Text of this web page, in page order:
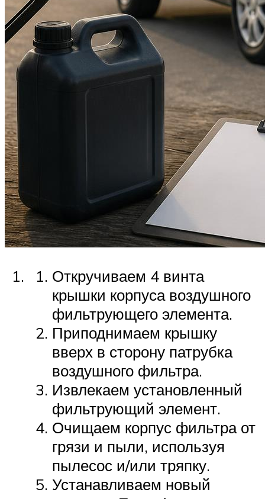
Откручиваем 4 винта
крышки корпуса воздушного
фильтрующего элемента.
Приподнимаем крышку
вверх в сторону патрубка
воздушного фильтра.
Извлекаем установленный
фильтрующий элемент.
Очищаем корпус фильтра от
грязи и пыли, используя
пылесос и/или тряпку.
Устанавливаем новый